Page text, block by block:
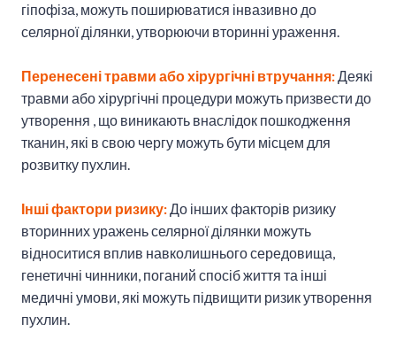
гіпофіза, можуть поширюватися інвазивно до
селярної ділянки, утворюючи вторинні ураження.
Перенесені травми або хірургічні втручання:Деякі
травми або хірургічні процедури можуть призвести до
утворення , що виникають внаслідок пошкодження
тканин, які в свою чергу можуть бути місцем для
розвитку пухлин.
Інші фактори ризику:До інших факторів ризику
вторинних уражень селярної ділянки можуть
відноситися вплив навколишнього середовища,
генетичні чинники, поганий спосіб життя та інші
медичні умови, які можуть підвищити ризик утворення
пухлин.